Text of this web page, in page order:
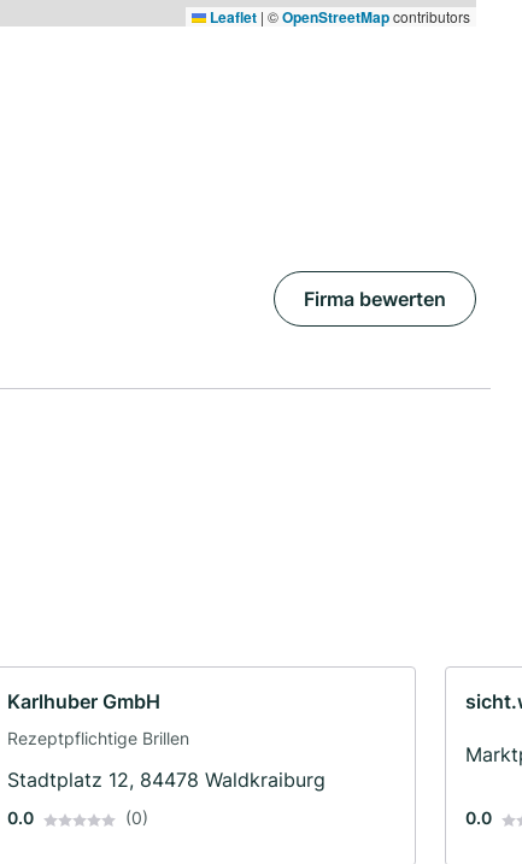
Leaflet | ©OpenStreetMapcontributors
Firma bewerten
Karlhuber GmbH
Rezeptpflichtige Brillen
Stadtplatz 12, 84478 Waldkraiburg
0.0 (0) 0.0